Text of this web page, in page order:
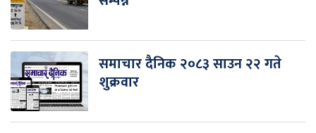
समाचार दैनिक २०८३ साउन २२ गते
शुक्रवार